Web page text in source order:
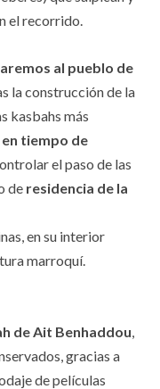
el recorrido.
al pueblo de
la construcción de la
kasbahs más
tiempo de
el paso de las
de residencia de la
en su interior
marroquí.
de Ait Benhaddou
gracias a
de películas